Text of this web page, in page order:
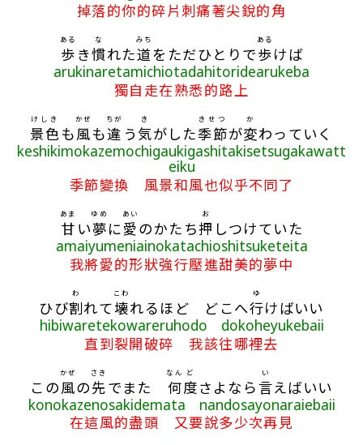
掉落的你的碎片刺痛著尖銳的角
歩
ある
き慣
な
れた道
みち
をただひとりで歩
ある
けば
arukinaretamichiotadahitoridearukeba
獨自走在熟悉的路上
景色
けしき
も風
かぜ
も違
ちが
う 気
き
がした季節
きせつ
が変
か
わっていく
keshikimokazemochigaukigashitakisetsugakawatt
eiku
季節變換 風景和風也似乎不同了
甘
あま
い夢
ゆめ
に愛
あい
のかたち押
お
しつけていた
amaiyumeniainokatachioshitsuketeita
我將愛的形狀強行壓進甜美的夢中
ひび割
わ
れて壊
こわ
れるほど どこへ行
ゆ
けばいい
hibiwaretekowareruhodo dokoheyukebaii
直到裂開破碎 我該往哪裡去
この風
かぜ
の先
さき
でまた 何
なん
度
ど
さよなら 言
い
えばいい
konokazenosakidemata nandosayonaraiebaii
在這風的盡頭 又要說多少次再見